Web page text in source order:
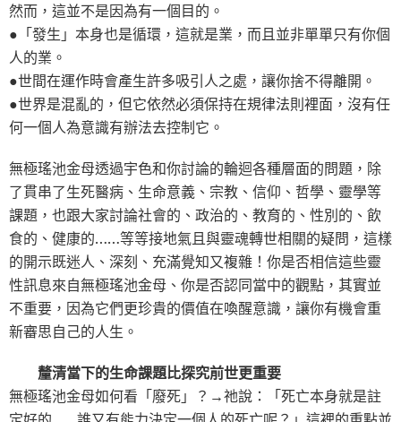
然而，這並不是因為有一個目的。
●「發生」本身也是循環，這就是業，而且並非單單只有你個
人的業。
●世間在運作時會產生許多吸引人之處，讓你捨不得離開。
●世界是混亂的，但它依然必須保持在規律法則裡面，沒有任
何一個人為意識有辦法去控制它。
無極瑤池金母透過宇色和你討論的輪迴各種層面的問題，除
了貫串了生死醫病、生命意義、宗教、信仰、哲學、靈學等
課題，也跟大家討論社會的、政治的、教育的、性別的、飲
食的、健康的……等等接地氣且與靈魂轉世相關的疑問，這樣
的開示既迷人、深刻、充滿覺知又複雜！你是否相信這些靈
性訊息來自無極瑤池金母、你是否認同當中的觀點，其實並
不重要，因為它們更珍貴的價值在喚醒意識，讓你有機會重
新審思自己的人生。
釐清當下的生命課題比探究前世更重要
無極瑤池金母如何看「廢死」？→祂說：「死亡本身就是註